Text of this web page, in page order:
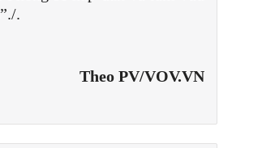
.
Theo PV/VOV.VN